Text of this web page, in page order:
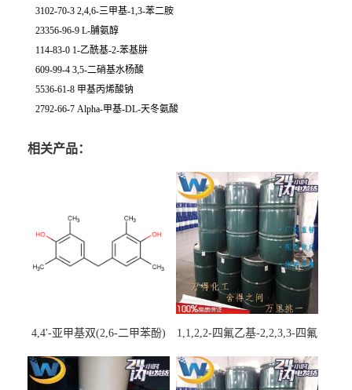
3102-70-3 2,4,6-三甲基-1,3-苯二胺
23356-96-9 L-脯氨醇
114-83-0 1-乙酰基-2-苯基肼
609-99-4 3,5-二硝基水杨酸
5536-61-8 甲基丙烯酸钠
2792-66-7 Alpha-甲基-DL-天冬氨酸
相关产品：
4,4'-亚甲基双(2,6-二甲苯酚)
1,1,2,2-四氟乙基-2,2,3,3-四氟